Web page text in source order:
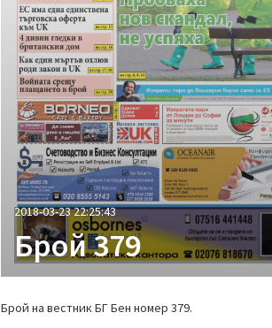
2018-03-23 22:25:43
Брой 379
Брой на вестник БГ Бен номер 379.